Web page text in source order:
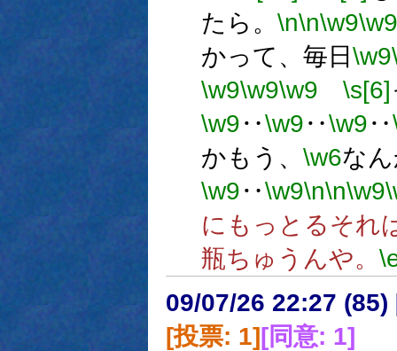
たら。 \n\n\w9\w9
かって、毎日 \w9
\w9\w9\w9 \s[6]
\w9‥\w9‥\w9‥
かもう、 \w6な
\w9‥\w9\n\n\w9
にもっとるそれ
瓶ちゅうんや。
09/07/26 22:27 (85)
[投票: 1][同意: 1]